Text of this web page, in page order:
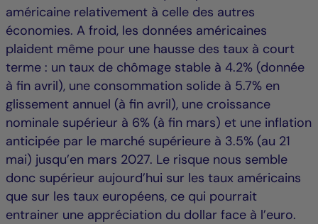
américaine relativement à celle des autres
économies. A froid, les données américaines
plaident même pour une hausse des taux à court
terme : un taux de chômage stable à 4.2% (donnée
à fin avril), une consommation solide à 5.7% en
glissement annuel (à fin avril), une croissance
nominale supérieur à 6% (à fin mars) et une inflation
anticipée par le marché supérieure à 3.5% (au 21
mai) jusqu’en mars 2027. Le risque nous semble
donc supérieur aujourd’hui sur les taux américains
que sur les taux européens, ce qui pourrait
entrainer une appréciation du dollar face à l’euro.